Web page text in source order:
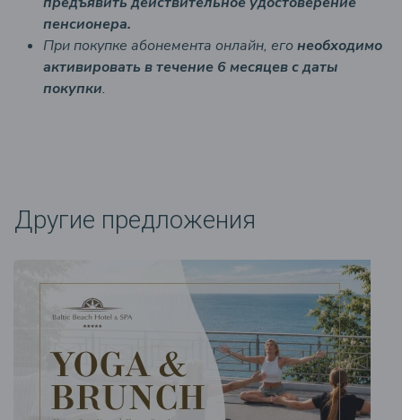
пенсионера.
При покупке абонемента онлайн, егонеобходимо
активировать в течение 6 месяцев с даты
покупки.
Другие предложения